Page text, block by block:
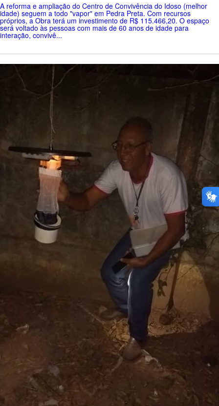
A reforma e ampliação do Centro de Convivência do Idoso (melhor
idade) seguem a todo "vapor" em Pedra Preta. Com recursos
próprios, a Obra terá um investimento de R$ 115.466,20. O espaço
será voltado às pessoas com mais de 60 anos de idade para
interação, convivê...